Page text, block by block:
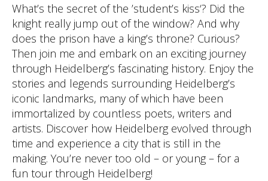
What’s the secret of the ’student’s kiss‘? Did the
knight really jump out of the window? And why
does the prison have a king’s throne? Curious?
Then join me and embark on an exciting journey
through Heidelberg’s fascinating history. Enjoy the
stories and legends surrounding Heidelberg’s
iconic landmarks, many of which have been
immortalized by countless poets, writers and
artists. Discover how Heidelberg evolved through
time and experience a city that is still in the
making. You’re never too old – or young – for a
fun tour through Heidelberg!